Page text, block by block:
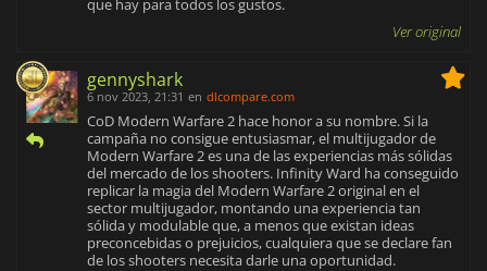
Ver original
gennyshark
6 nov 2023, 21:31 en dlcompare.com
CoD Modern Warfare 2 hace honor a su nombre. Si la
campaña no consigue entusiasmar, el multijugador de
Modern Warfare 2 es una de las experiencias más sólidas
del mercado de los shooters. Infinity Ward ha conseguido
replicar la magia del Modern Warfare 2 original en el
sector multijugador, montando una experiencia tan
sólida y modulable que, a menos que existan ideas
preconcebidas o prejuicios, cualquiera que se declare fan
de los shooters necesita darle una oportunidad.